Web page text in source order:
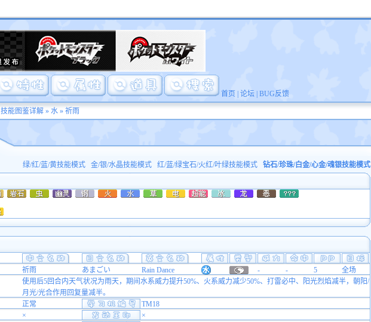
首页 论坛| BUG反馈
技能图鉴详解» 水» 祈雨
绿/红/蓝/黄技能模式 金/银/水晶技能模式 红/蓝/绿宝石/火红/叶绿技能模式 钻石/珍珠/白金/心金/魂银技能模式
祈雨 あまごい Rain Dance - - 5
全场
使用后5回合内天气状况为雨天，期间水系威力提升50%、火系威力减少50%、打雷必中、阳光烈焰减半，朝阳/
月光/光合作用回复量减半。
正常
TM18
×
×